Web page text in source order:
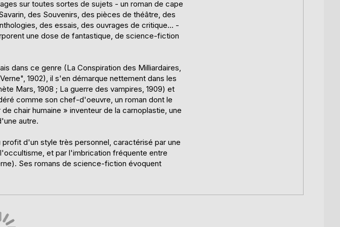
raffinés et aristocratiques
tremblent devant le
de découvrir.
la planète Mars - et sa suite,
sur toutes sortes de sujets - un roman de cape
des Souvenirs, des pièces de théâtre, des
des essais, des ouvrages de critique... -
une dose de fantastique, de science-fiction
dans ce genre (La Conspiration des Milliardaires,
1902), il s'en démarque nettement dans les
Mars, 1908 ; La guerre des vampires, 1909) et
comme son chef-d'oeuvre, un roman dont le
chair humaine » inventeur de la carnoplastie, une
autre.
d'un style très personnel, caractérisé par une
et par l'imbrication fréquente entre
Ses romans de science-fiction évoquent